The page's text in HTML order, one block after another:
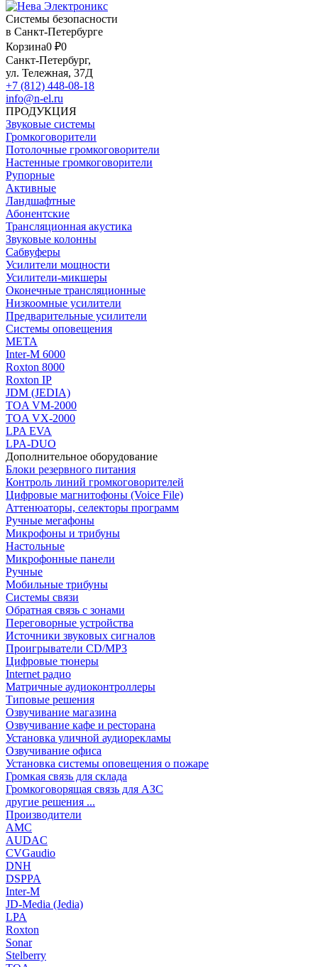
Системы безопасности
в Санкт-Петербурге
Корзина0 ₽0
Санкт-Петербург,
ул. Тележная, 37Д
+7 (812) 448-08-18
info@n-el.ru
ПРОДУКЦИЯ
Звуковые системы
Громкоговорители
Потолочные громкоговорители
Настенные громкоговорители
Рупорные
Активные
Ландшафтные
Абонентские
Трансляционная акустика
Звуковые колонны
Сабвуферы
Усилители мощности
Усилители-микшеры
Оконечные трансляционные
Низкоомные усилители
Предварительные усилители
Системы оповещения
МЕТА
Inter-M 6000
Roxton 8000
Roxton IP
JDM (JEDIA)
TOA VM-2000
TOA VX-2000
LPA EVA
LPA-DUO
Дополнительное оборудование
Блоки резервного питания
Контроль линий громкоговорителей
Цифровые магнитофоны (Voice File)
Аттенюаторы, селекторы программ
Ручные мегафоны
Микрофоны и трибуны
Настольные
Микрофонные панели
Ручные
Мобильные трибуны
Системы связи
Обратная связь с зонами
Переговорные устройства
Источники звуковых сигналов
Проигрыватели CD/MP3
Цифровые тюнеры
Internet радио
Матричные аудиоконтроллеры
Типовые решения
Озвучивание магазина
Озвучивание кафе и ресторана
Установка уличной аудиорекламы
Озвучивание офиса
Установка системы оповещения о пожаре
Громкая связь для склада
Громкоговорящая связь для АЗС
другие решения ...
Производители
AMC
AUDAC
CVGaudio
DNH
DSPPA
Inter-M
JD-Media (Jedia)
LPA
Roxton
Sonar
Stelberry